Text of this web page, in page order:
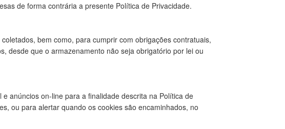
de forma contrária a presente Política de Privacidade.
bem como, para cumprir com obrigações contratuais,
desde que o armazenamento não seja obrigatório por lei ou
anúncios on-line para a finalidade descrita na Política de
ou para alertar quando os cookies são encaminhados, no